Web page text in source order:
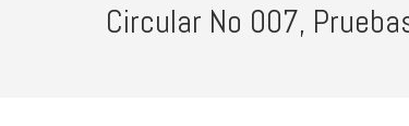
Circular No 007,